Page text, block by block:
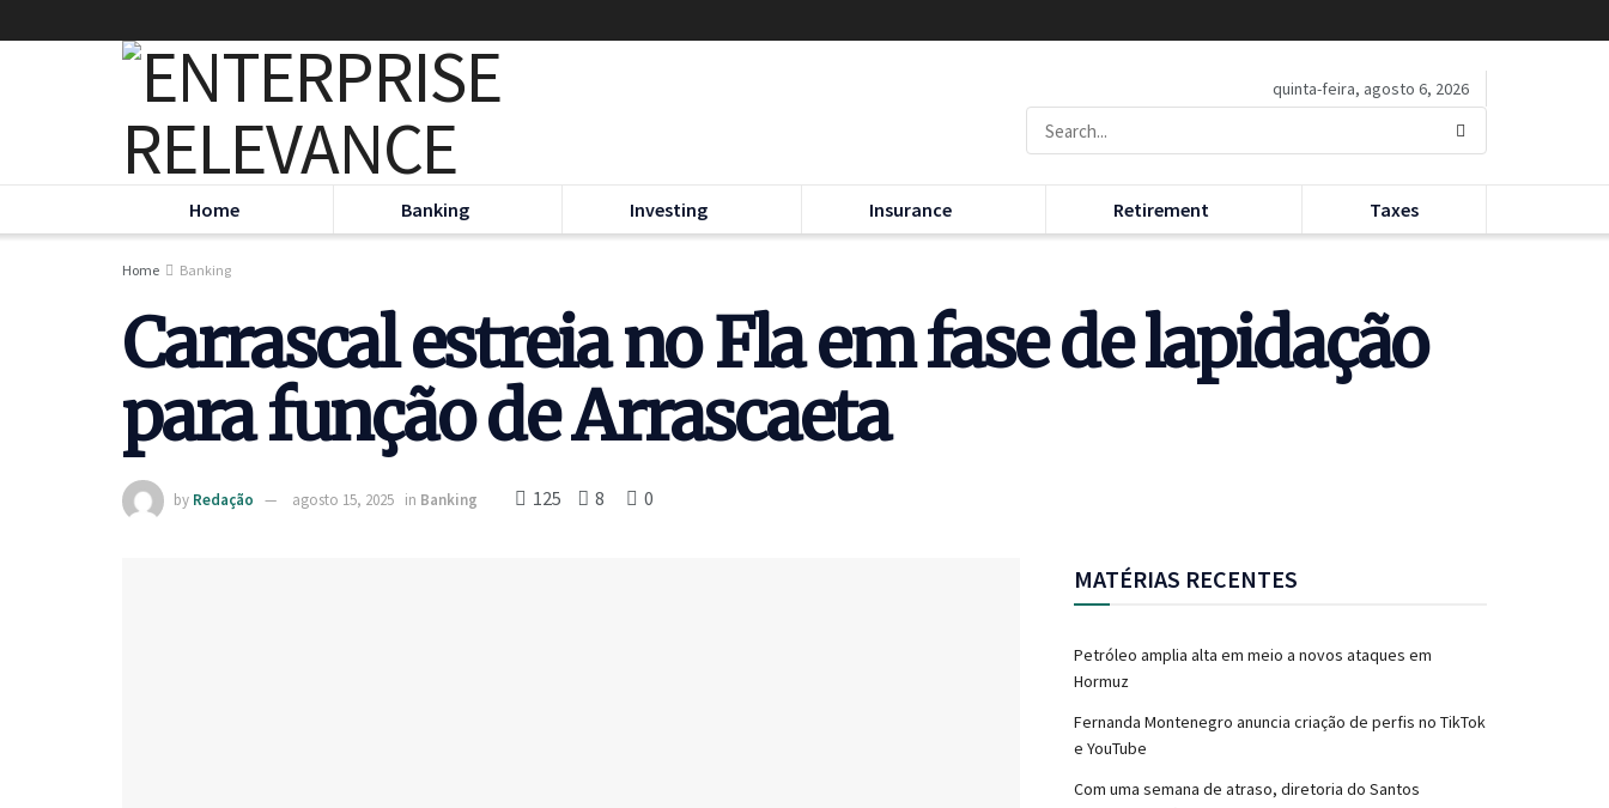
quinta-feira, agosto 6, 2026
Home Banking Investing Insurance Retirement Taxes
Home Banking
Carrascal estreia no Fla em fase de lapidação
para função de Arrascaeta
by Redação agosto 15, 2025 in Banking 125 8 0
MATÉRIAS RECENTES
Petróleo amplia alta em meio a novos ataques em
Hormuz
Fernanda Montenegro anuncia criação de perfis no TikTok
e YouTube
Com uma semana de atraso, diretoria do Santos